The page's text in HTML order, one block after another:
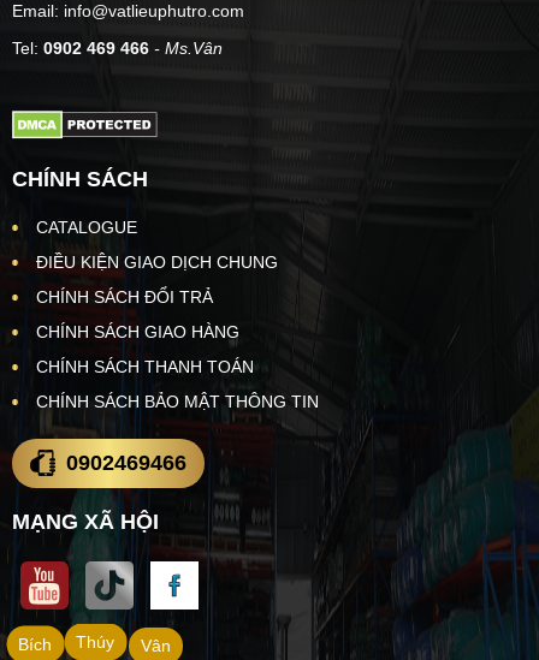
Email: info@vatlieuphutro.com
Tel: 0902 469 466 - Ms.Vân
CHÍNH SÁCH
CATALOGUE
ĐIỀU KIỆN GIAO DỊCH CHUNG
CHÍNH SÁCH ĐỔI TRẢ
CHÍNH SÁCH GIAO HÀNG
CHÍNH SÁCH THANH TOÁN
CHÍNH SÁCH BẢO MẬT THÔNG TIN
0902469466
MẠNG XÃ HỘI
Vân
Thúy
Bích